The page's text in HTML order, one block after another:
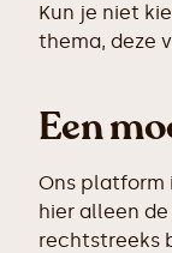
Kun je niet
thema, deze
Een
Ons platform
hier alleen
rechtstreeks